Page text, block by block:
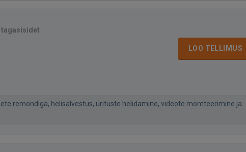
tagasisidet
LOO TELLIMUS
remondiga, helisalvestus, ürituste helidamine, videote momteerimine ja